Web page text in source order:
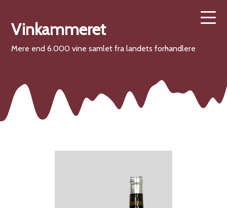
Vinkammeret
Mere end 6.000 vine samlet fra landets forhandlere